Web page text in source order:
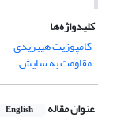
کلیدواژه‌ها
کامپوزیت هیبریدی
مقاومت به سایش
عنوان مقاله English